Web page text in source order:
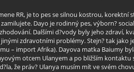
RR, je to pes se silnou kostrou,
Dayo je rodinný pes, výborn?
Dalšími d?vody byly jeho zdraví,
zdravotními problémy. Stejn? tak jako
– import Afrika). Dayova matka Baiumy
otcem Ulanyem a po bližším
že práv? Ulanya musím mít ve svém